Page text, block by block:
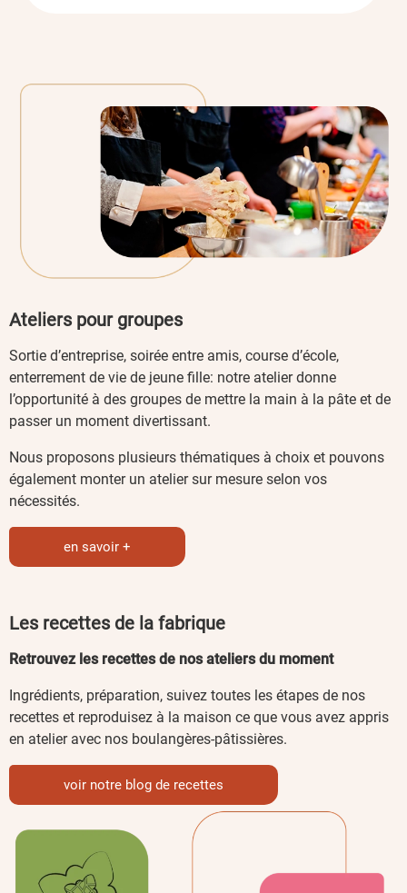
Ateliers pour groupes
Sortie d’entreprise, soirée entre amis, course d’école,
enterrement de vie de jeune fille: notre atelier donne
l’opportunité à des groupes de mettre la main à la pâte et de
passer un moment divertissant.
Nous proposons plusieurs thématiques à choix et pouvons
également monter un atelier sur mesure selon vos
nécessités.
en savoir +
Les recettes de la fabrique
Retrouvez les recettes de nos ateliers du moment
Ingrédients, préparation, suivez toutes les étapes de nos
recettes et reproduisez à la maison ce que vous avez appris
en atelier avec nos boulangères-pâtissières.
voir notre blog de recettes